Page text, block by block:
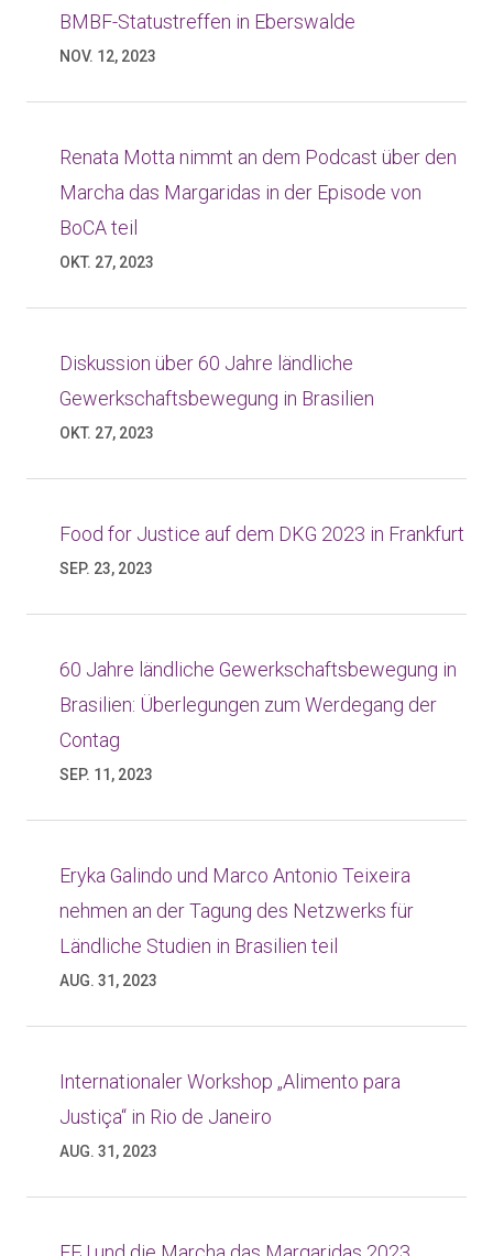
BMBF-Statustreffen in Eberswalde
NOV. 12, 2023
Renata Motta nimmt an dem Podcast über den
Marcha das Margaridas in der Episode von
BoCA teil
OKT. 27, 2023
Diskussion über 60 Jahre ländliche
Gewerkschaftsbewegung in Brasilien
OKT. 27, 2023
Food for Justice auf dem DKG 2023 in Frankfurt
SEP. 23, 2023
60 Jahre ländliche Gewerkschaftsbewegung in
Brasilien: Überlegungen zum Werdegang der
Contag
SEP. 11, 2023
Eryka Galindo und Marco Antonio Teixeira
nehmen an der Tagung des Netzwerks für
Ländliche Studien in Brasilien teil
AUG. 31, 2023
Internationaler Workshop „Alimento para
Justiça“ in Rio de Janeiro
AUG. 31, 2023